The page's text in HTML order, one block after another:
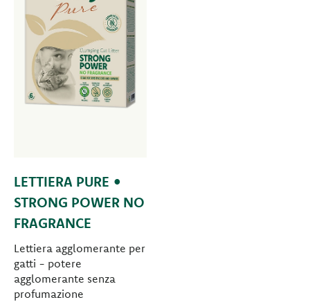
LETTIERA PURE •
STRONG POWER NO
FRAGRANCE
Lettiera agglomerante per
gatti - potere
agglomerante senza
profumazione